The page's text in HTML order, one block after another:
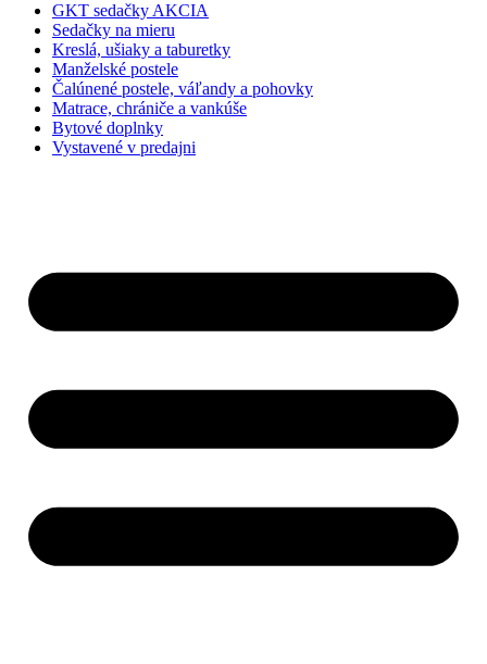
GKT sedačky AKCIA
Sedačky na mieru
Kreslá, ušiaky a taburetky
Manželské postele
Čalúnené postele, váľandy a pohovky
Matrace, chrániče a vankúše
Bytové doplnky
Vystavené v predajni